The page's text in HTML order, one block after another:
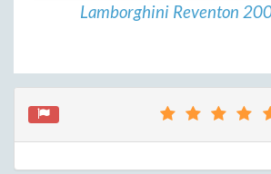
Lamborghini Reventon